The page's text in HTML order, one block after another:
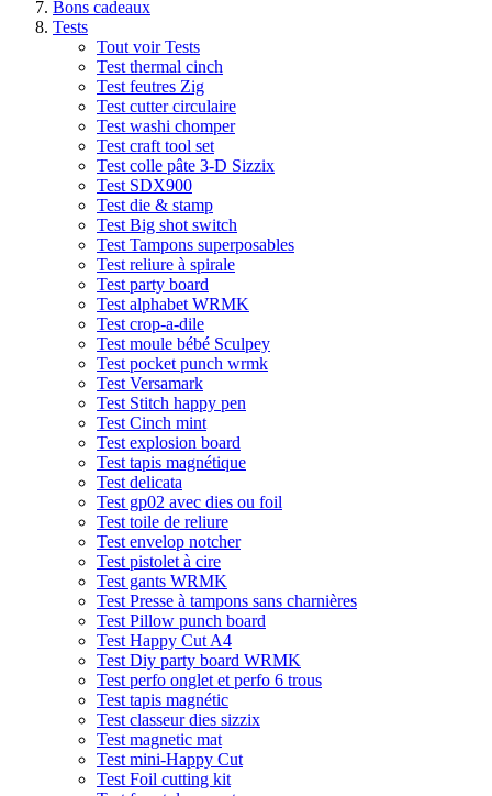
Bons cadeaux
Tests
Tout voir Tests
Test thermal cinch
Test feutres Zig
Test cutter circulaire
Test washi chomper
Test craft tool set
Test colle pâte 3-D Sizzix
Test SDX900
Test die & stamp
Test Big shot switch
Test Tampons superposables
Test reliure à spirale
Test party board
Test alphabet WRMK
Test crop-a-dile
Test moule bébé Sculpey
Test pocket punch wrmk
Test Versamark
Test Stitch happy pen
Test Cinch mint
Test explosion board
Test tapis magnétique
Test delicata
Test gp02 avec dies ou foil
Test toile de reliure
Test envelop notcher
Test pistolet à cire
Test gants WRMK
Test Presse à tampons sans charnières
Test Pillow punch board
Test Happy Cut A4
Test Diy party board WRMK
Test perfo onglet et perfo 6 trous
Test tapis magnétic
Test classeur dies sizzix
Test magnetic mat
Test mini-Happy Cut
Test Foil cutting kit